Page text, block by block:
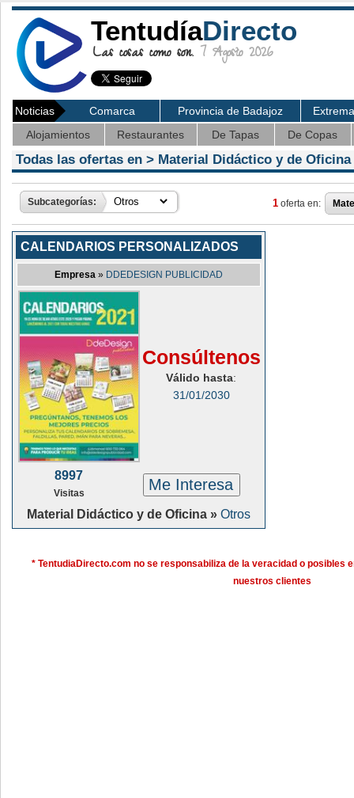
TentudíaDirecto
Las cosas como son. 7 Agosto 2026
Noticias Comarca Provincia de Badajoz
Alojamientos
Restaurantes De Tapas De Copas
Todas las ofertas en > Material Didáctico y de Oficina
Subcategorías: 1 oferta en:
CALENDARIOS PERSONALIZADOS
Empresa » DDEDESIGN PUBLICIDAD
Consúltenos
Válido hasta:
31/01/2030
8997
Visitas Me Interesa
Material Didáctico y de Oficina » Otros
* TentudiaDirecto.com no se responsabiliza de la veracidad o posibles
nuestros clientes